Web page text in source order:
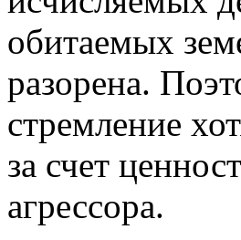
обитаемых
разорена.
стремление
за счет
агрессора.